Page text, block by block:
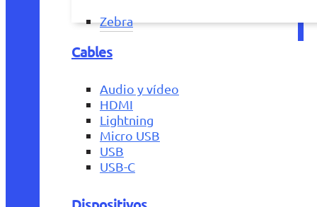
Zebra
Cables
Audio y vídeo
HDMI
Lightning
Micro USB
USB
USB-C